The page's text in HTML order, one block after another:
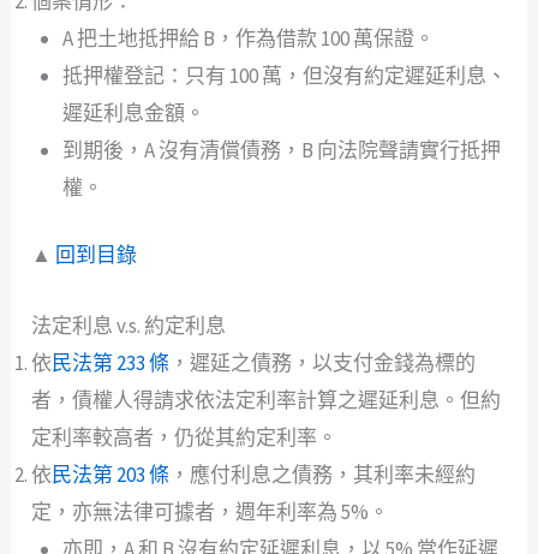
A 把土地抵押給 B，作為借款 100 萬保證。
抵押權登記：只有 100 萬，但沒有約定遲延利息、
遲延利息金額。
到期後，A 沒有清償債務，B 向法院聲請實行抵押
權。
▲ 回到目錄
法定利息 v.s. 約定利息
依民法第 233 條 ，遲延之債務，以支付金錢為標的
者，債權人得請求依法定利率計算之遲延利息。但約
定利率較高者，仍從其約定利率。
依民法第 203 條 ，應付利息之債務，其利率未經約
定，亦無法律可據者，週年利率為 5%。